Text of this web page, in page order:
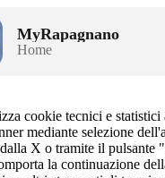
MyRapagnano
Home
cookie tecnici e
mediante selezione
X o tramite il pulsante
la continuazione